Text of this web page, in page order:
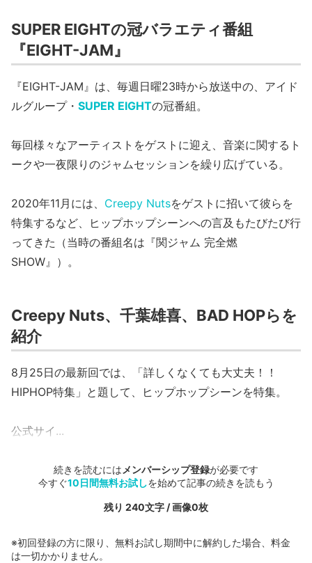
SUPER EIGHTの冠バラエティ番組
『EIGHT-JAM』
『EIGHT-JAM』は、毎週日曜23時から放送中の、アイド
ルグループ・ SUPER EIGHTの冠番組。
毎回様々なアーティストをゲストに迎え、音楽に関するト
ークや一夜限りのジャムセッションを繰り広げている。
2020年11月には、 Creepy Nutsをゲストに招いて彼らを
特集するなど、ヒップホップシーンへの言及もたびたび行
ってきた（当時の番組名は『関ジャム 完全燃
SHOW』）。
Creepy Nuts、千葉雄喜、BAD HOPらを
紹介
8月25日の最新回では、「詳しくなくても大丈夫！！
HIPHOP特集」と題して、ヒップホップシーンを特集。
公式サイ...
続きを読むにはメンバーシップ登録が必要です
今すぐ10日間無料お試しを始めて記事の続きを読もう
残り 240文字 / 画像0枚
※初回登録の方に限り、無料お試し期間中に解約した場合、料金
は一切かかりません。